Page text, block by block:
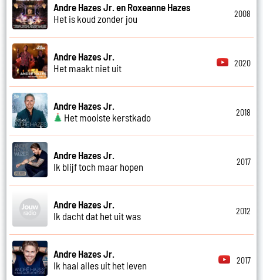
Andre Hazes Jr. en Roxeanne Hazes
Het is koud zonder jou
2008
Andre Hazes Jr.
Het maakt niet uit
2020
Andre Hazes Jr.
Het mooiste kerstkado
2018
Andre Hazes Jr.
Ik blijf toch maar hopen
2017
Andre Hazes Jr.
Ik dacht dat het uit was
2012
Andre Hazes Jr.
Ik haal alles uit het leven
2017